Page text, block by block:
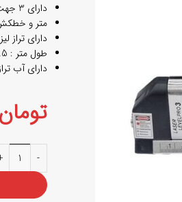
دارای 3 جهت تراز ، تراز لیزری دوخط ،
متر و
دارای تراز
طول متر : 2.5 متر
دارای آب